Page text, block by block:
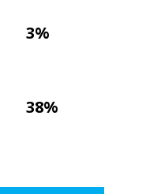
3%
38%